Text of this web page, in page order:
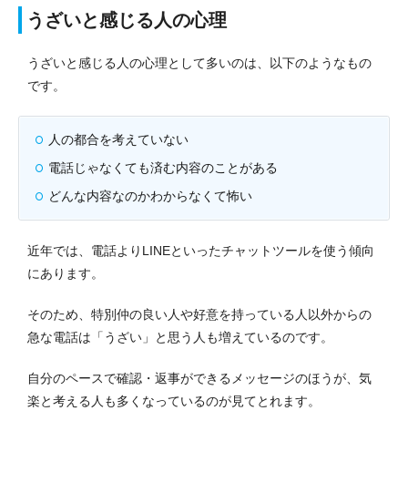
うざいと感じる人の心理
うざいと感じる人の心理として多いのは、以下のようなもの
です。
人の都合を考えていない
電話じゃなくても済む内容のことがある
どんな内容なのかわからなくて怖い
近年では、電話よりLINEといったチャットツールを使う傾向
にあります。
そのため、特別仲の良い人や好意を持っている人以外からの
急な電話は「うざい」と思う人も増えているのです。
自分のペースで確認・返事ができるメッセージのほうが、気
楽と考える人も多くなっているのが見てとれます。